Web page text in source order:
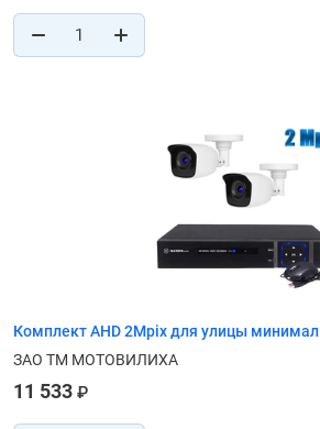
Комплект AHD 2Mpix для улицы
ЗАО ТМ МОТОВИЛИХА
11 533 ₽